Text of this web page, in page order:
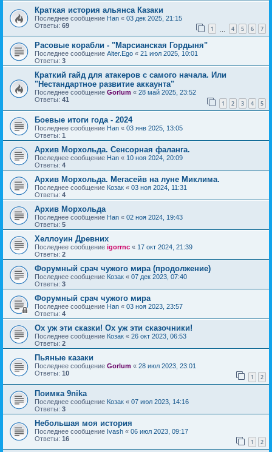
Краткая история альянса Казаки
Последнее сообщение Han « 03 дек 2025, 21:15
Ответы: 69 1 4 5 6 7
Расовые корабли - "Марсианская Гордыня"
Последнее сообщение Alter.Ego « 21 июл 2025, 10:01
Ответы: 3
Краткий гайд для атакеров с самого начала. Или
"Нестандартное развитие аккаунта"
Последнее сообщение Gorlum « 28 май 2025, 23:52
Ответы: 41 1 2 3 4 5
Боевые итоги года - 2024
Последнее сообщение Han « 03 янв 2025, 13:05
Ответы: 1
Архив Морхольда. Сенсорная фаланга.
Последнее сообщение Han « 10 ноя 2024, 20:09
Ответы: 4
Архив Морхольда. Мегасейв на луне Миклима.
Последнее сообщение Козак « 03 ноя 2024, 11:31
Ответы: 4
Архив Морхольда
Последнее сообщение Han « 02 ноя 2024, 19:43
Ответы: 5
Хеллоуин Древних
Последнее сообщение igorrnc « 17 окт 2024, 21:39
Ответы: 2
Форумный срач чужого мира (продолжение)
Последнее сообщение Козак « 07 дек 2023, 07:40
Ответы: 3
Форумный срач чужого мира
Последнее сообщение Han « 03 ноя 2023, 23:57
Ответы: 4
Ох уж эти сказки! Ох уж эти сказочники!
Последнее сообщение Козак « 26 окт 2023, 06:53
Ответы: 2
Пьяные казаки
Последнее сообщение Gorlum « 28 июл 2023, 23:01
Ответы: 10 1 2
Поимка 9nika
Последнее сообщение Козак « 07 июл 2023, 14:16
Ответы: 3
Небольшая моя история
Последнее сообщение Ivash « 06 июл 2023, 09:17
Ответы: 16 1 2